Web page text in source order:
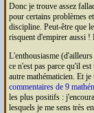
Donc je trouve assez
pour certains problèmes
discipline. Peut-être que
risquent d'empirer aussi !
L'enthousiasme
ce n'est pas parce qu'il
autre mathématicien. Et
commentaires de 9
les plus positifs :
lesquels je me sens très en